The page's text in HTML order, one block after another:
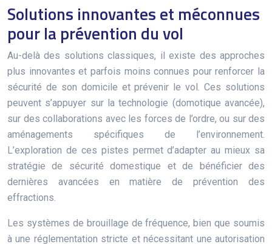
Solutions innovantes et méconnues
pour la prévention du vol
Au-delà des solutions classiques, il existe des approches
plus innovantes et parfois moins connues pour renforcer la
sécurité de son domicile et prévenir le vol. Ces solutions
peuvent s’appuyer sur la technologie (domotique avancée),
sur des collaborations avec les forces de l’ordre, ou sur des
aménagements spécifiques de l’environnement.
L’exploration de ces pistes permet d’adapter au mieux sa
stratégie de sécurité domestique et de bénéficier des
dernières avancées en matière de prévention des
effractions.
Les systèmes de brouillage de fréquence, bien que soumis
à une réglementation stricte et nécessitant une autorisation